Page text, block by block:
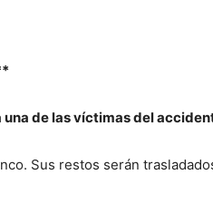
de las víctimas del
Sus restos serán